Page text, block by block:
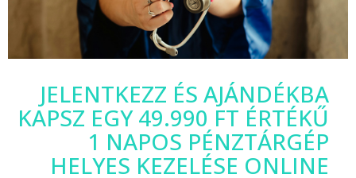
JELENTKEZZ ÉS AJÁNDÉKBA
KAPSZ EGY 49.990 FT ÉRTÉKŰ
1 NAPOS PÉNZTÁRGÉP
HELYES KEZELÉSE ONLINE